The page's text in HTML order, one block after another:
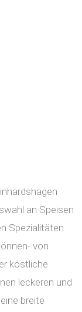
an Speisen
Spezialitäten
von
köstliche
leckeren und
breite